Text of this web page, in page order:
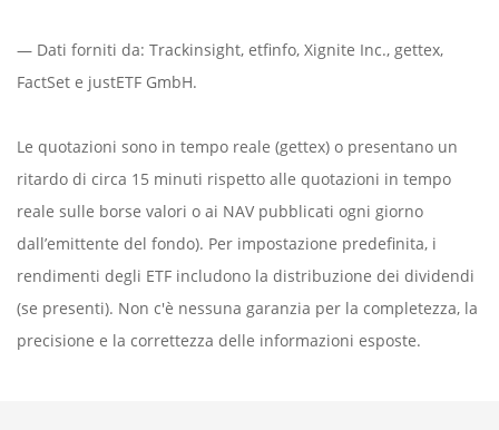
— Dati forniti da: Trackinsight, etfinfo, Xignite Inc., gettex,
FactSet e justETF GmbH.
Le quotazioni sono in tempo reale (gettex) o presentano un
ritardo di circa 15 minuti rispetto alle quotazioni in tempo
reale sulle borse valori o ai NAV pubblicati ogni giorno
dall’emittente del fondo). Per impostazione predefinita, i
rendimenti degli ETF includono la distribuzione dei dividendi
(se presenti). Non c'è nessuna garanzia per la completezza, la
precisione e la correttezza delle informazioni esposte.